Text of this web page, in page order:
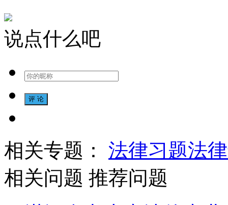
说点什么吧
相关专题： 法律习题法
相关问题 推荐问题